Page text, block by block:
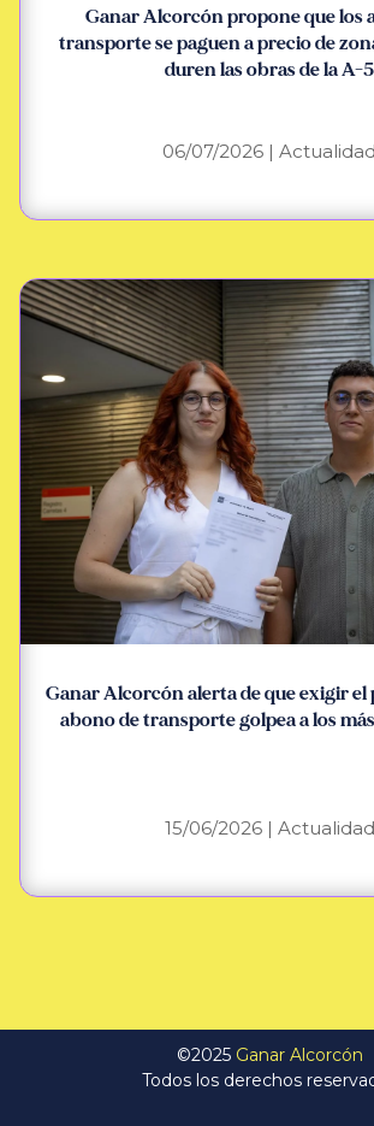
Ganar Alcorcón propone que los
transporte se paguen a precio de
duren las obras de la A-5
06/07/2026 | Actualidad
Ganar Alcorcón alerta de que exigir el
abono de transporte golpea a los
15/06/2026| Actualidad
©2025 Ganar Alcorcón
Todos los derechos